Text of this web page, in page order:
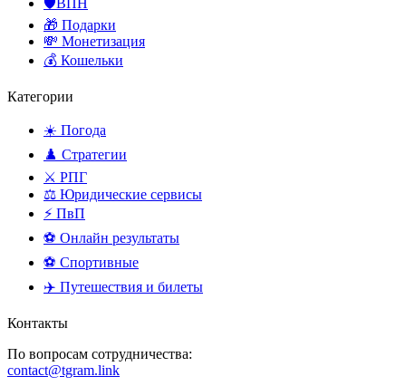
🎁 Подарки
💸 Монетизация
💰 Кошельки
Категории
☀️ Погода
♟️ Стратегии
⚔️ РПГ
⚖️ Юридические сервисы
⚡ ПвП
⚽ Онлайн результаты
⚽ Спортивные
✈️ Путешествия и билеты
Контакты
По вопросам сотрудничества:
contact@tgram.link